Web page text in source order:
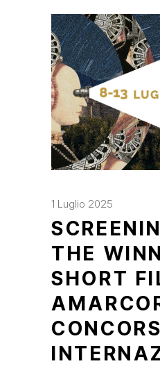
1 Luglio 2025
THE
SHORT